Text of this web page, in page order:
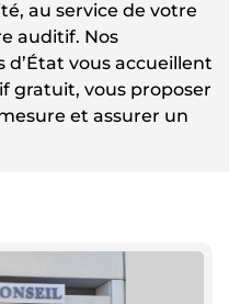
au service de votre
auditif. Nos
vous accueillent
gratuit, vous proposer
et assurer un